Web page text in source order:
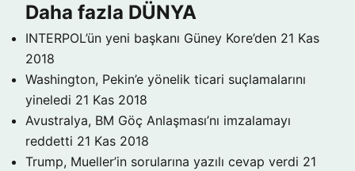
Daha fazla DÜNYA
INTERPOL’ün yeni başkanı Güney Kore’den 21 Kas
2018
Washington, Pekin’e yönelik ticari suçlamalarını
yineledi 21 Kas 2018
Avustralya, BM Göç Anlaşması’nı imzalamayı
reddetti 21 Kas 2018
Trump, Mueller’in sorularına yazılı cevap verdi 21